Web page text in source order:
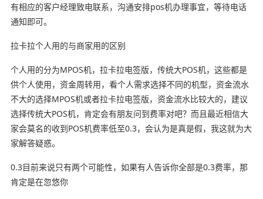
有相应的客户经理致电联系，沟通安排pos机办理事宜，等待电话
通知即可。
拉卡拉个人用的与商家用的区别
个人用的分为MPOS机，拉卡拉电签版，传统大POS机，这些都是
供个人使用，资金周转用，看个人需求选择不同的机型，资金流水
不大的选择MPOS机或者拉卡拉电签版，资金流水比较大的，建议
选择传统大POS机，肯定会有朋友问到费率对吧？而且最近相信大
家会莫名的收到POS机费率低至0.3，会认为是真是假，我这就为大
家解答疑惑。
0.3目前来说只有两个可能性，如果有人告诉你全部是0.3费率，那
肯定是在忽悠你